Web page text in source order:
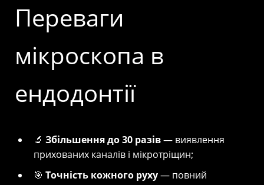
Переваги
мікроскопа в
ендодонтії
🔬 Збільшення до 30 разів— виявлення
прихованих каналів і мікротріщин;
🎯 Точність кожного руху— повний